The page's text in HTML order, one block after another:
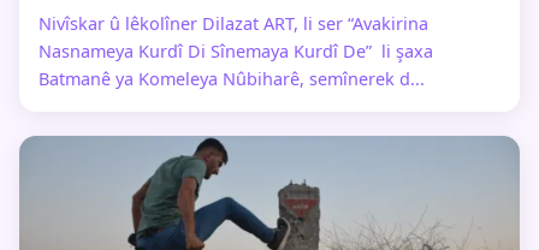
Nivîskar û lêkolîner Dilazat ART, li ser “Avakirina
Nasnameya Kurdî Di Sînemaya Kurdî De” li şaxa
Batmanê ya Komeleya Nûbiharê, semînerek d...